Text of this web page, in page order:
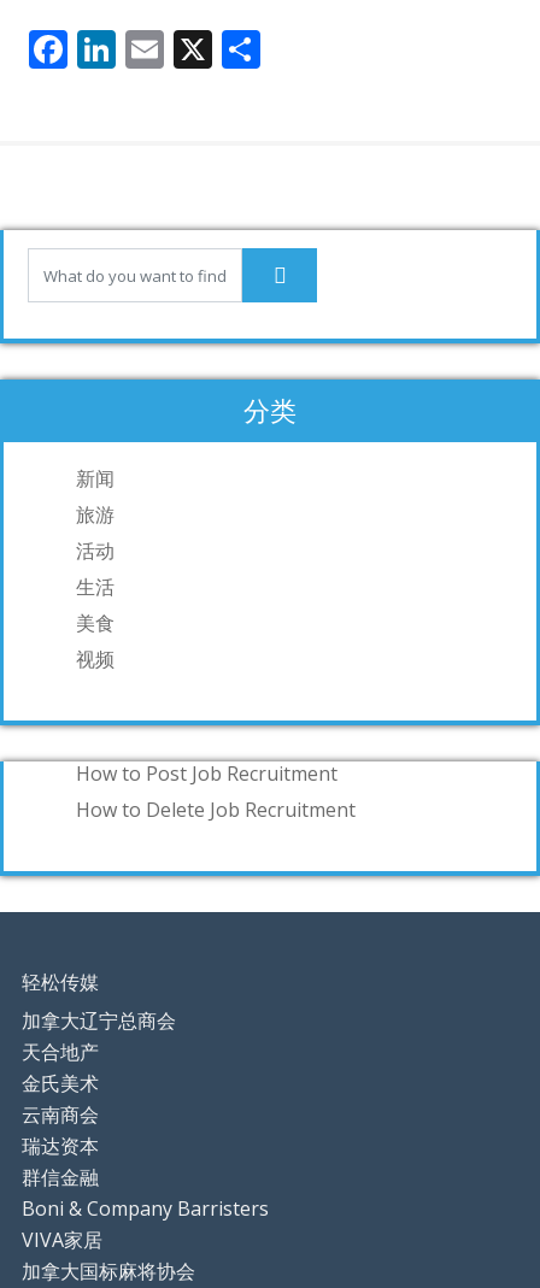
F
o
k
Li
n
E X
分类
新闻
旅游
活动
生活
美食
视频
How to Post Job Recruitment
How to Delete Job Recruitment
轻松传媒
加拿大辽宁总商会
天合地产
金氏美术
云南商会
瑞达资本
群信金融
Boni & Company Barristers
VIVA家居
加拿大国标麻将协会